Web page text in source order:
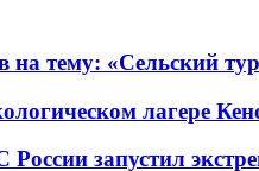
тему: «Сельский
лагере
запустил